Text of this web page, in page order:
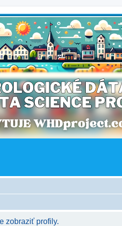
zobraziť profily.